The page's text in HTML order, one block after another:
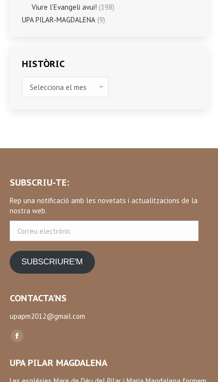
Viure l'Evangeli avui! (198)
UPA PILAR-MAGDALENA (9)
HISTÒRIC
SUBSCRIU-TE:
Rep una notificació amb les novetats i actualitzacions de la
nostra web.
electrònic
SUBSCRIURE'M
CONTACTA’NS
upapm2012@gmail.com
Find us on:
Facebook
opens
in
UPA PILAR MAGDALENA